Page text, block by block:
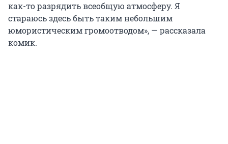
как-то разрядить всеобщую атмосферу. Я
стараюсь здесь быть таким небольшим
юмористическим громоотводом», — рассказала
комик.